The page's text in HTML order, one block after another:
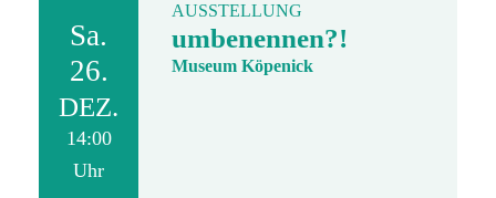
Sa.
26.
DEZ.
14:00
Uhr
AUSSTELLUNG
umbenennen?!
Museum Köpenick